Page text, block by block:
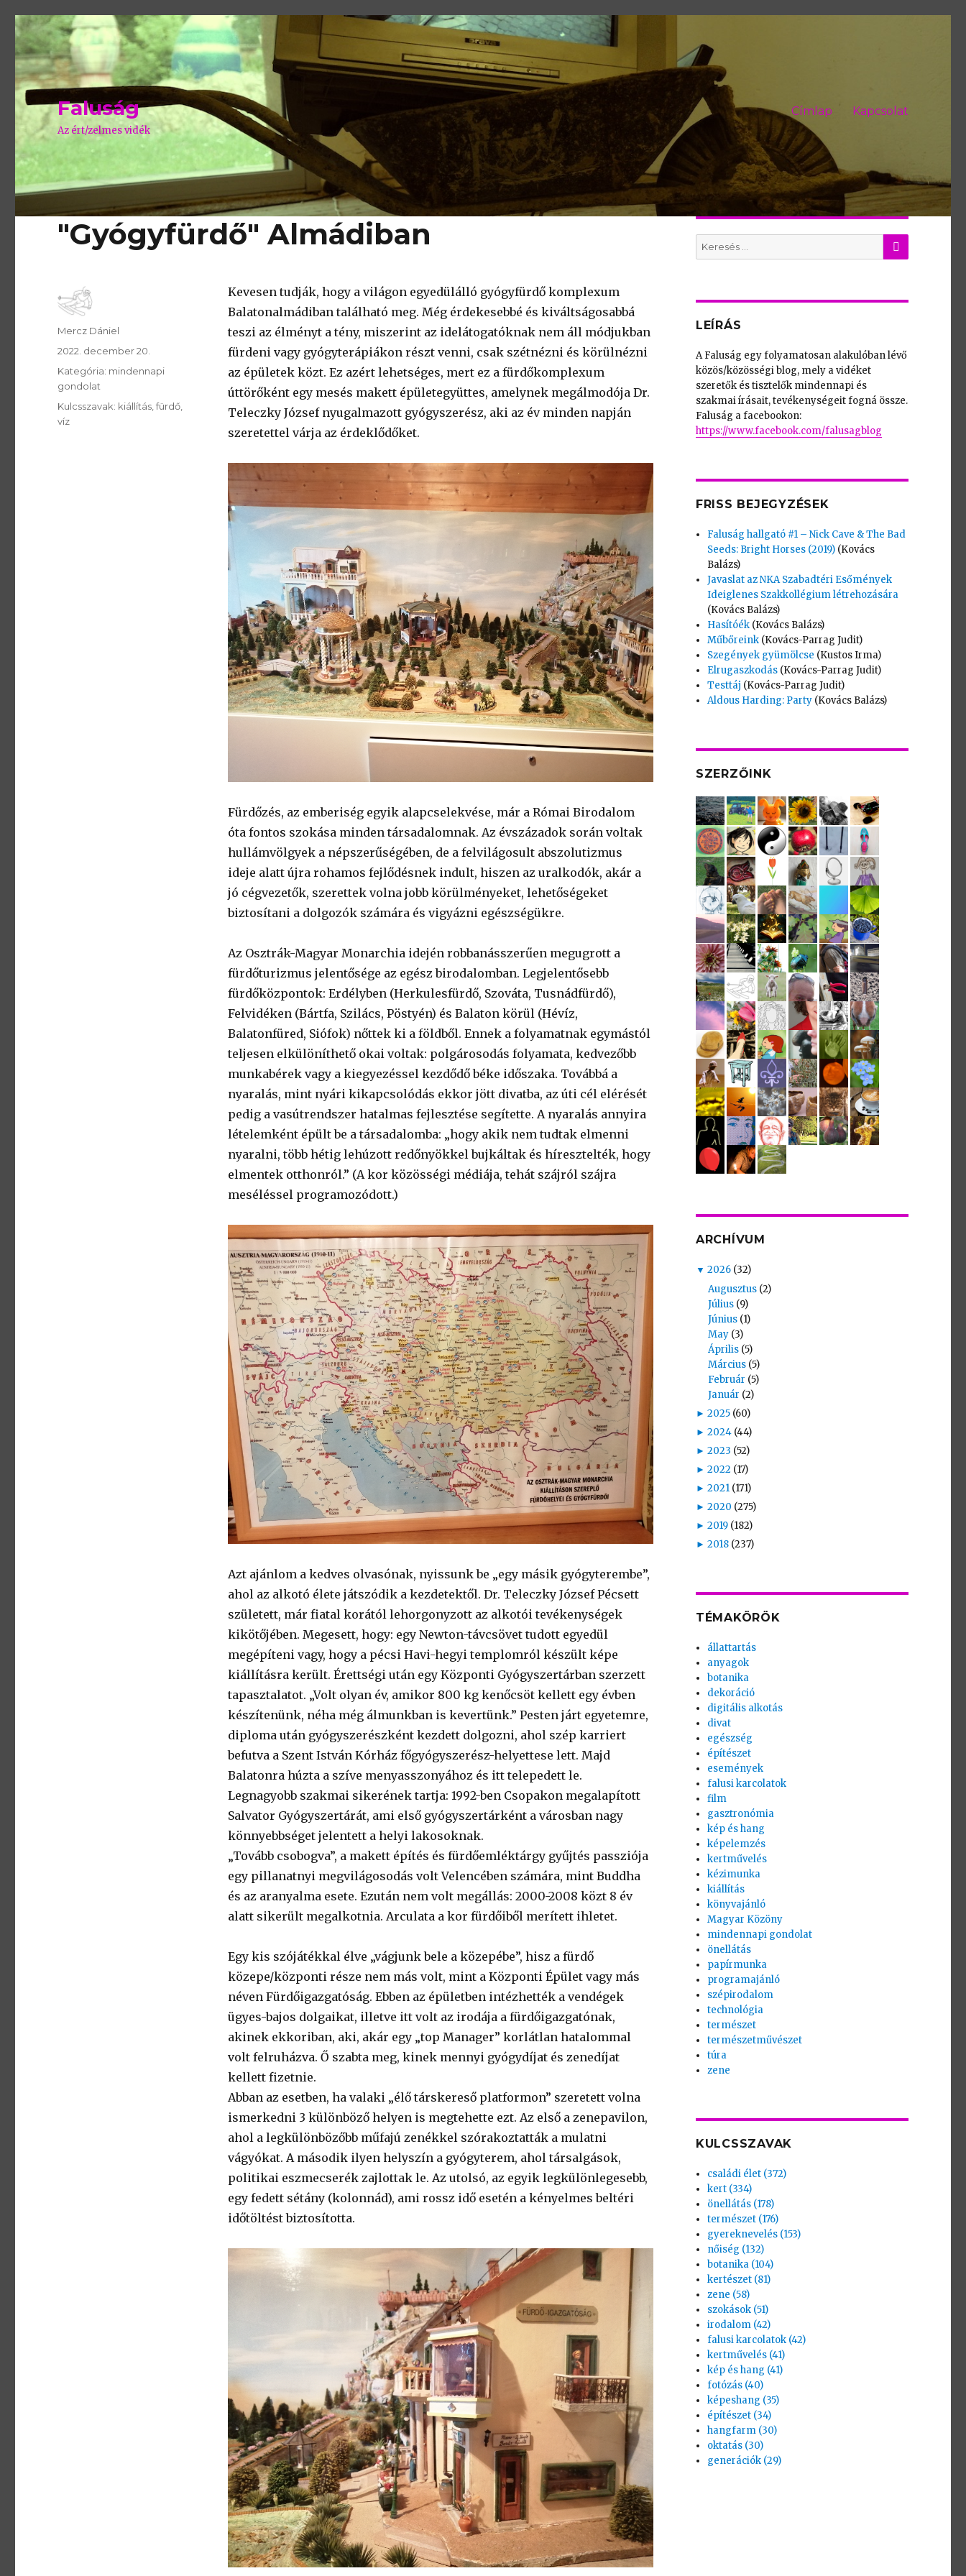
Faluság
Az ért/zelmes vidék
Címlap Kapcsolat
"Gyógyfürdő" Almádiban
Kevesen tudják, hogy a világon egyedülálló gyógyfürdő komplexum
Balatonalmádiban található meg. Még érdekesebbé és kiváltságosabbá
teszi az élményt a tény, miszerint az idelátogatóknak nem áll módjukban
fürdeni vagy gyógyterápiákon részt venni, csak szétnézni és körülnézni
az épületek közt. Ez azért lehetséges, mert ez a fürdőkomplexum
úttörőként egy mesés makett épületegyüttes, amelynek megálmodója Dr.
Teleczky József nyugalmazott gyógyszerész, aki az év minden napján
szeretettel várja az érdeklődőket.
Fürdőzés, az emberiség egyik alapcselekvése, már a Római Birodalom
óta fontos szokása minden társadalomnak. Az évszázadok során voltak
hullámvölgyek a népszerűségében, de a felvilágosult abszolutizmus
ideje alatt újra rohamos fejlődésnek indult, hiszen az uralkodók, akár a
jó cégvezetők, szerettek volna jobb körülményeket, lehetőségeket
biztosítani a dolgozók számára és vigyázni egészségükre.
Az Osztrák-Magyar Monarchia idején robbanásszerűen megugrott a
fürdőturizmus jelentősége az egész birodalomban. Legjelentősebb
fürdőközpontok: Erdélyben (Herkulesfürdő, Szováta, Tusnádfürdő),
Felvidéken (Bártfa, Szilács, Pöstyén) és Balaton körül (Hévíz,
Balatonfüred, Siófok) nőttek ki a földből. Ennek a folyamatnak egymástól
teljesen elkülöníthető okai voltak: polgárosodás folyamata, kedvezőbb
munkabérek vagy a kiegyezéssel kezdődő béke időszaka. Továbbá a
nyaralás, mint nyári kikapcsolódás ekkor jött divatba, az úti cél elérését
pedig a vasútrendszer hatalmas fejlesztése segítette. A nyaralás annyira
lételemként épült be a társadalomba: „hogy akik nem tudtak elmenni
nyaralni, több hétig lehúzott redőnyökkel bujkáltak és híresztelték, hogy
elmentek otthonról.” (A kor közösségi médiája, tehát szájról szájra
meséléssel programozódott.)
Azt ajánlom a kedves olvasónak, nyissunk be „egy másik gyógyterembe”,
ahol az alkotó élete játszódik a kezdetektől. Dr. Teleczky József Pécsett
született, már fiatal korától lehorgonyzott az alkotói tevékenységek
kikötőjében. Megesett, hogy: egy Newton-távcsövet tudott egyedül
megépíteni vagy, hogy a pécsi Havi-hegyi templomról készült képe
kiállításra került. Érettségi után egy Központi Gyógyszertárban szerzett
tapasztalatot. „Volt olyan év, amikor 800 kg kenőcsöt kellett egy évben
készítenünk, néha még álmunkban is kevertünk.” Pesten járt egyetemre,
diploma után gyógyszerészként kezdett dolgozni, ahol szép karriert
befutva a Szent István Kórház főgyógyszerész-helyettese lett. Majd
Balatonra húzta a szíve menyasszonyához és itt telepedett le.
Legnagyobb szakmai sikerének tartja: 1992-ben Csopakon megalapított
Salvator Gyógyszertárát, ami első gyógyszertárként a városban nagy
könnyebbséget jelentett a helyi lakosoknak.
„Tovább csobogva”, a makett építés és fürdőemléktárgy gyűjtés passziója
egy pillanatnyi megvilágosodás volt Velencében számára, mint Buddha
és az aranyalma esete. Ezután nem volt megállás: 2000-2008 közt 8 év
alatt sikerült megalkotnia. Arculata a kor fürdőiből merített ihletet.
Egy kis szójátékkal élve „vágjunk bele a közepébe”, hisz a fürdő
közepe/központi része nem más volt, mint a Központi Épület vagy más
néven Fürdőigazgatóság. Ebben az épületben intézhették a vendégek
ügyes-bajos dolgaikat, illetve itt volt az irodája a fürdőigazgatónak,
akinek ekkoriban, aki, akár egy „top Manager” korlátlan hatalommal
volt felruházva. Ő szabta meg, kinek mennyi gyógydíjat és zenedíjat
kellett fizetnie.
Abban az esetben, ha valaki „élő társkereső platformon” szeretett volna
ismerkedni 3 különböző helyen is megtehette ezt. Az első a zenepavilon,
ahol a legkülönbözőbb műfajú zenékkel szórakoztatták a mulatni
vágyókat. A második ilyen helyszín a gyógyterem, ahol társalgások,
politikai eszmecserék zajlottak le. Az utolsó, az egyik legkülönlegesebb,
egy fedett sétány (kolonnád), ami rossz idő esetén a kényelmes beltéri
időtöltést biztosította.
SzerzÅ
Mercz Dániel
Közzétéve:
2022. december 20.
Kategória: Kategória:
mindennapi
gondolat
Kulcsszavak: Kulcsszavak:
kiállítás fürdő
víz
Search
for:
KERES
LEÍRÁS
A Faluság egy folyamatosan alakulóban lévő
közös/közösségi blog, mely a vidéket
szeretők és tisztelők mindennapi és
szakmai írásait, tevékenységeit fogná össze.
Faluság a facebookon:
https://www.facebook.com/falusagblog
FRISS BEJEGYZÉSEK
Faluság hallgató #1 – Nick Cave & The Bad
Seeds: Bright Horses (2019) (Kovács
Balázs)
Javaslat az NKA Szabadtéri Esőmények
Ideiglenes Szakkollégium létrehozására
(Kovács Balázs)
Hasítóék (Kovács Balázs)
Műbőreink (Kovács-Parrag Judit)
Szegények gyümölcse (Kustos Irma)
Elrugaszkodás (Kovács-Parrag Judit)
Testtáj (Kovács-Parrag Judit)
Aldous Harding: Party (Kovács Balázs)
SZERZŐINK
ARCHÍVUM
▼ 2026 (32)
Augusztus (2)
Július (9)
Június (1)
May (3)
Április (5)
Március (5)
Február (5)
Január (2)
► 2025 (60)
► 2024 (44)
► 2023 (52)
► 2022 (17)
► 2021 (171)
► 2020 (275)
► 2019 (182)
► 2018 (237)
TÉMAKÖRÖK
állattartás
anyagok
botanika
dekoráció
digitális alkotás
divat
egészség
építészet
események
falusi karcolatok
film
gasztronómia
kép és hang
képelemzés
kertművelés
kézimunka
kiállítás
könyvajánló
Magyar Közöny
mindennapi gondolat
önellátás
papírmunka
programajánló
szépirodalom
technológia
természet
természetművészet
túra
zene
KULCSSZAVAK
családi élet (372)
kert (334)
önellátás (178)
természet (176)
gyereknevelés (153)
nőiség (132)
botanika (104)
kertészet (81)
zene (58)
szokások (51)
irodalom (42)
falusi karcolatok (42)
kertművelés (41)
kép és hang (41)
fotózás (40)
képeshang (35)
építészet (34)
hangfarm (30)
oktatás (30)
generációk (29)